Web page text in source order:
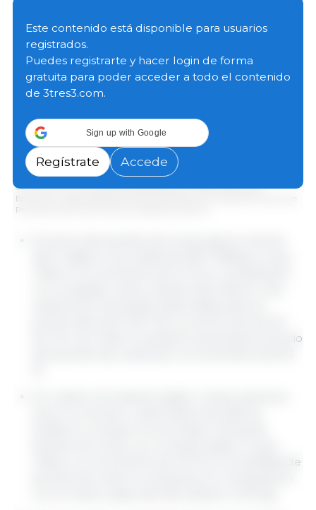
Gráfico 1: Variación mensual de los precios del pollo, pechito de cerdo y
carne vacuna - abril de 2025. Elaborado por el Departamento de
Economía y Sostenibilidad de 333 Latinoamérica con datos del Instituto de
Promoción de la Carne Vacuna Argentina (IPCVA)
%). Por otro lado, la variación anual para el precio
refiere un incremento de 4,0 % en la cantidad de
Este contenido está disponible para usuarios
registrados.
Puedes registrarte y hacer login de forma
gratuita para poder acceder a todo el contenido
de 3tres3.com.
Sign up with Google
Regístrate Accede